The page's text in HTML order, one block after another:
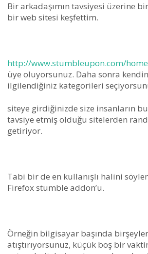
Bir arkadaşımın tavsiyesi üzerine
bir web sitesi keşfettim.
http://www.stumbleupon.com/
üye oluyorsunuz. Daha sonra
ilgilendiğiniz kategorileri
siteye girdiğinizde size insanların
tavsiye etmiş olduğu sitelerden
getiriyor.
Tabi bir de en kullanışlı halini
Firefox stumble addon’u.
Örneğin bilgisayar başında birşeyler
atıştırıyorsunuz, küçük boş bir